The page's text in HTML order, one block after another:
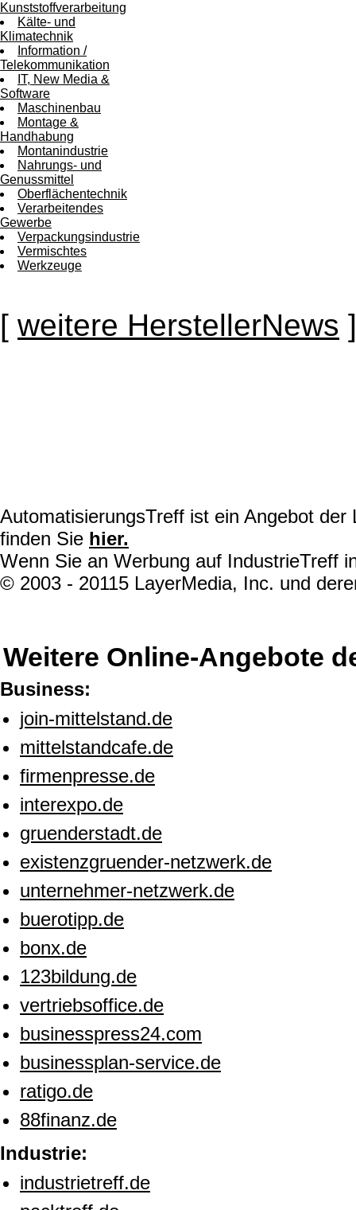
Kunststoffverarbeitung
Kälte- und
Klimatechnik
Information /
Telekommunikation
IT, New Media &
Software
Maschinenbau
Montage &
Handhabung
Montanindustrie
Nahrungs- und
Genussmittel
Oberflächentechnik
Verarbeitendes
Gewerbe
Verpackungsindustrie
Vermischtes
Werkzeuge
[ weitere HerstellerNews
AutomatisierungsTreff ist ein Angebot
finden Sie hier.
Wenn Sie an Werbung auf IndustrieTreff
© 2003 - 20115 LayerMedia, Inc. und
Weitere Online-Angebote
Business:
join-mittelstand.de
mittelstandcafe.de
firmenpresse.de
interexpo.de
gruenderstadt.de
existenzgruender-netzwerk.de
unternehmer-netzwerk.de
buerotipp.de
bonx.de
123bildung.de
vertriebsoffice.de
businesspress24.com
businessplan-service.de
ratigo.de
88finanz.de
Industrie:
industrietreff.de